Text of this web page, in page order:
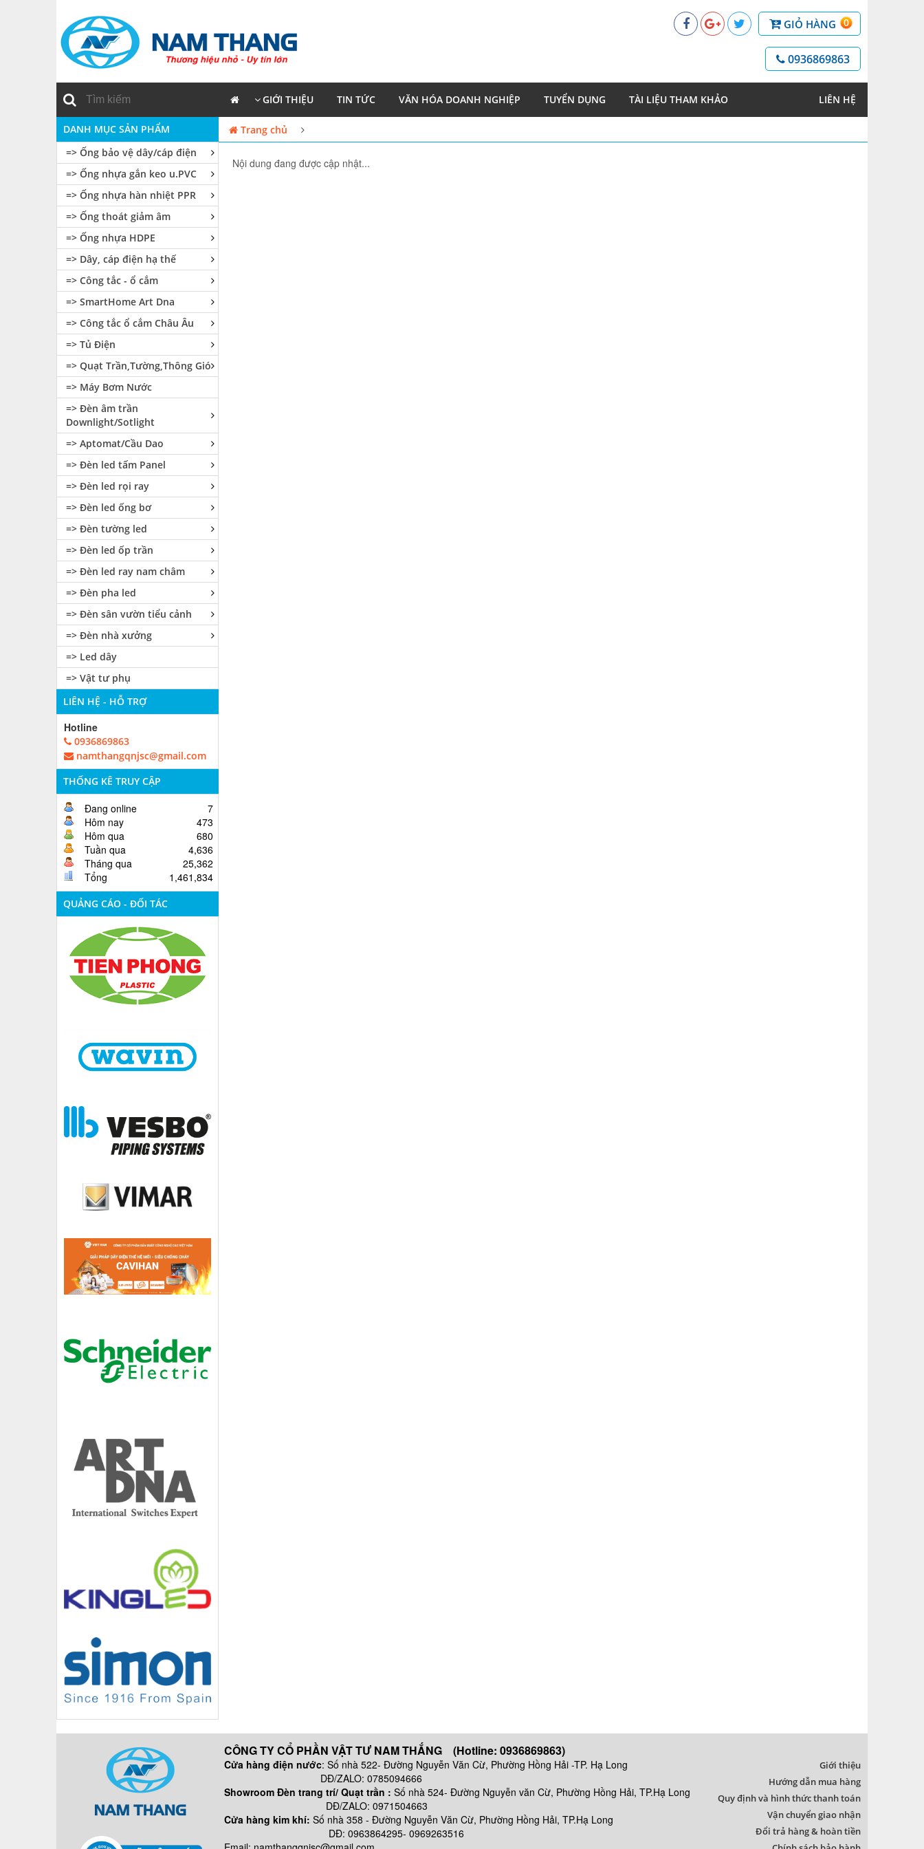
GIỎ HÀNG 0
0936869863
GIỚI THIỆU TIN TỨC VĂN HÓA DOANH NGHIỆP TUYỂN DỤNG TÀI LIỆU THAM KHẢO LIÊN HỆ
DANH MỤC SẢN PHẨM
=> Ống bảo vệ dây/cáp điện
=> Ống nhựa gắn keo u.PVC
=> Ống nhựa hàn nhiệt PPR
=> Ống thoát giảm âm
=> Ống nhựa HDPE
=> Dây, cáp điện hạ thế
=> Công tắc - ổ cắm
=> SmartHome Art Dna
=> Công tắc ổ cắm Châu Âu
=> Tủ Điện
=> Quạt Trần,Tường,Thông Gió
=> Máy Bơm Nước
=> Đèn âm trần
Downlight/Sotlight
=> Aptomat/Cầu Dao
=> Đèn led tấm Panel
=> Đèn led rọi ray
=> Đèn led ống bơ
=> Đèn tường led
=> Đèn led ốp trần
=> Đèn led ray nam châm
=> Đèn pha led
=> Đèn sân vườn tiểu cảnh
=> Đèn nhà xưởng
=> Led dây
=> Vật tư phụ
LIÊN HỆ - HỖ TRỢ
Hotline
0936869863
namthangqnjsc@gmail.com
THỐNG KÊ TRUY CẬP
Đang online
7
Hôm nay
473
Hôm qua
680
Tuần qua
4,636
Tháng qua
25,362
Tổng
1,461,834
QUẢNG CÁO - ĐỐI TÁC
Trang chủ
Nội dung đang được cập nhật...
CÔNG TY CỔ PHẦN VẬT TƯ NAM THẮNG (Hotline: 0936869863)
Cửa hàng điện nước: Số nhà 522- Đường Nguyễn Văn Cừ, Phường Hồng Hải -TP. Hạ Long
DĐ/ZALO: 0785094666
Showroom Đèn trang trí/ Quạt trần : Số nhà 524- Đường Nguyễn văn Cừ, Phường Hồng Hải, TP.Hạ Long
DĐ/ZALO: 0971504663
Cửa hàng kim khí: Số nhà 358 - Đường Nguyễn Văn Cừ, Phường Hồng Hải, TP.Hạ Long
DĐ: 0963864295- 0969263516
Giới thiệu
Hướng dẫn mua hàng
Quy định và hình thức thanh toán
Vận chuyển giao nhận
Đổi trả hàng & hoàn tiền